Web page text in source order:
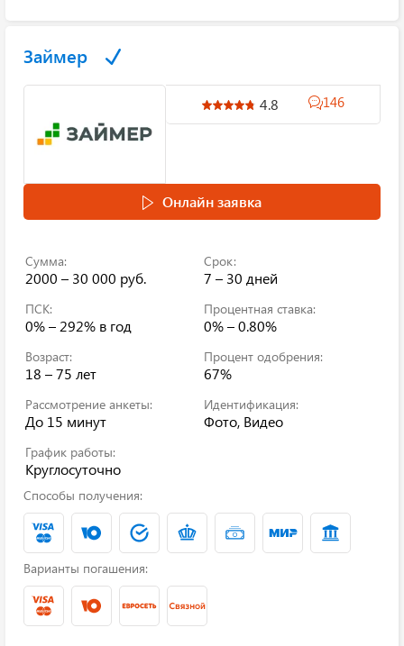
Займер
4.8 146
Онлайн заявка
Сумма:
2000 – 30 000 руб.
Срок:
7 – 30 дней
ПСК:
0% – 292% в год
Процентная ставка:
0% – 0.80%
Возраст:
18 – 75 лет
Процент одобрения:
67%
Рассмотрение анкеты:
До 15 минут
Идентификация:
Фото, Видео
График работы:
Круглосуточно
Способы получения:
Варианты погашения: